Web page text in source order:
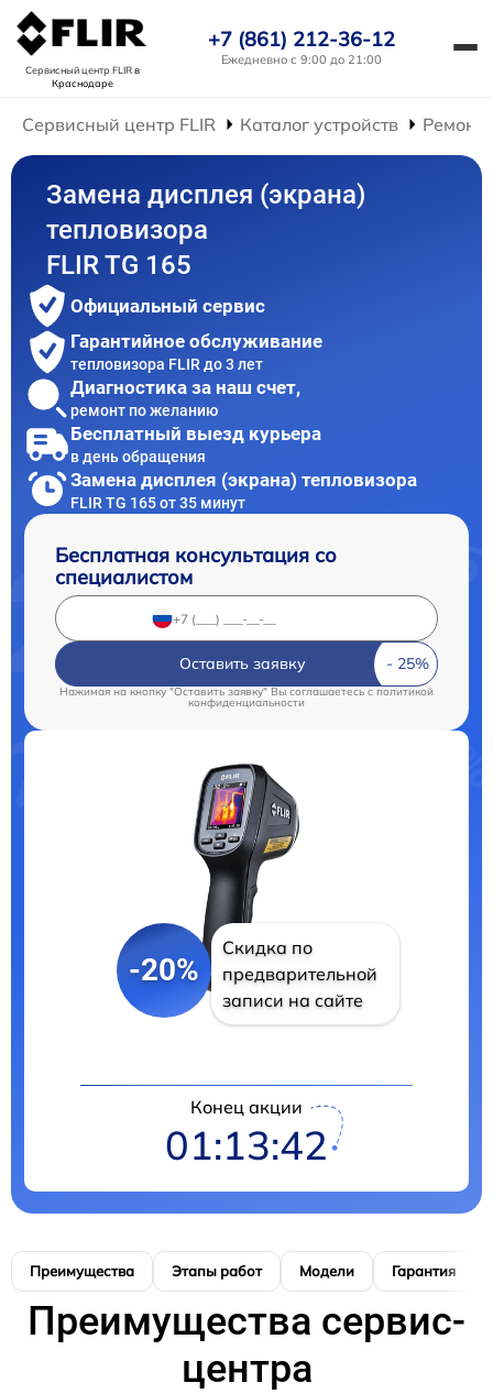
Сервисный центр FLIRв
Краснодаре
+7 (861) 212-36-12
Ежедневно с 9:00 до 21:00
Сервисный центр FLIR Каталог устройств Ремонт
Замена дисплея (экрана)
тепловизора
FLIR TG 165
Официальный сервис
Гарантийное обслуживание
тепловизора FLIR до 3 лет
Диагностика за наш счет,
ремонт по желанию
Бесплатный выезд курьера
в день обращения
Замена дисплея (экрана) тепловизора
FLIR TG 165 от 35 минут
Бесплатная консультация со
специалистом
Оставить заявку
Нажимая на кнопку "Оставить заявку" Вы соглашаетесь c политикой
конфиденциальности
-20%
Скидка по
предварительной
записи на сайте
Конец акции
01:13:41
Преимущества Этапы работ Модели Гарантия
Преимущества сервис-
центра